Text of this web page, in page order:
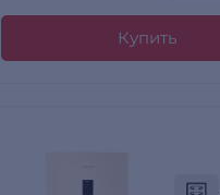
Купить